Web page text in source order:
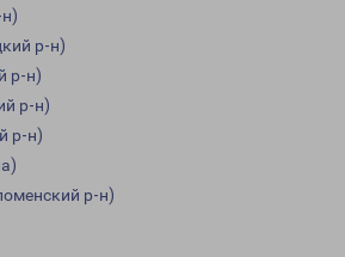
р-н)
р-н)
р-н)
р-н)
р-н)